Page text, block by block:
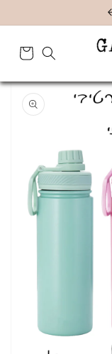
סל
הקניות
מעבר
לפרטי
המוצר